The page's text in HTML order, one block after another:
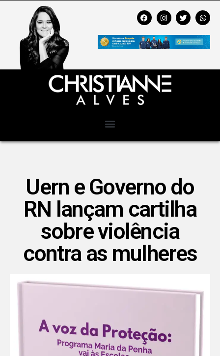
Uern e Governo do
RN lançam cartilha
sobre violência
contra as mulheres